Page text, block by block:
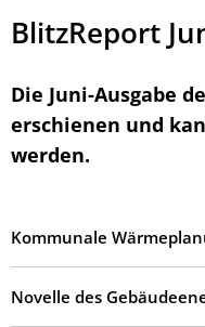
BlitzReport
Die Juni-Ausgabe
erschienen und
werden.
Kommunale
Novelle des